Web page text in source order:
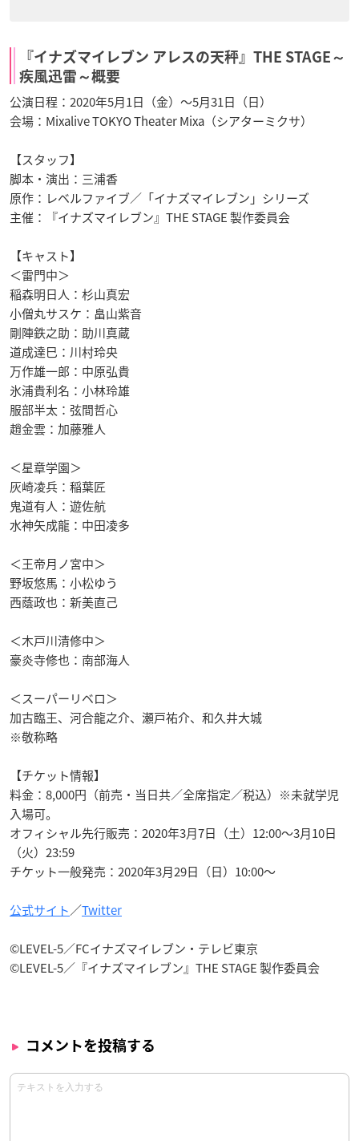
『イナズマイレブン アレスの天秤』THE STAGE～
疾風迅雷～概要
公演日程：2020年5月1日（金）～5月31日（日）
会場：Mixalive TOKYO Theater Mixa（シアターミクサ）
【スタッフ】
脚本・演出：三浦香
原作：レベルファイブ／「イナズマイレブン」シリーズ
主催：『イナズマイレブン』THE STAGE 製作委員会
【キャスト】
＜雷門中＞
稲森明日人：杉山真宏
小僧丸サスケ：畠山紫音
剛陣鉄之助：助川真蔵
道成達巳：川村玲央
万作雄一郎：中原弘貴
氷浦貴利名：小林玲雄
服部半太：弦間哲心
趙金雲：加藤雅人
＜星章学園＞
灰崎凌兵：稲葉匠
鬼道有人：遊佐航
水神矢成龍：中田凌多
＜王帝月ノ宮中＞
野坂悠馬：小松ゆう
西蔭政也：新美直己
＜木戸川清修中＞
豪炎寺修也：南部海人
＜スーパーリベロ＞
加古臨王、河合龍之介、瀬戸祐介、和久井大城
※敬称略
【チケット情報】
料金：8,000円（前売・当日共／全席指定／税込）※未就学児
入場可。
オフィシャル先行販売：2020年3月7日（土）12:00～3月10日
（火）23:59
チケット一般発売：2020年3月29日（日）10:00～
公式サイト／Twitter
©LEVEL-5／FCイナズマイレブン・テレビ東京
©LEVEL-5／『イナズマイレブン』THE STAGE 製作委員会
コメントを投稿する